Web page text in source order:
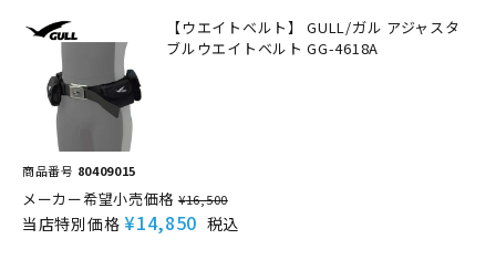
【ウエイトベルト】 GULL/ガル アジャスタ
ブルウエイトベルト GG-4618A
商品番号 80409015
メーカー希望小売価格 ¥16,500
当店特別価格 ¥14,850 税込